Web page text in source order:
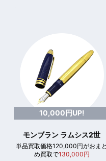
10,000円UP!
モンブラン ラムシス2世
単品買取価格120,000円がおまと
め買取で130,000円